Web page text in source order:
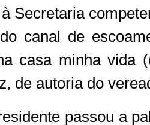
Secretaria
canal de
casa minha vida
de autoria do
passou a